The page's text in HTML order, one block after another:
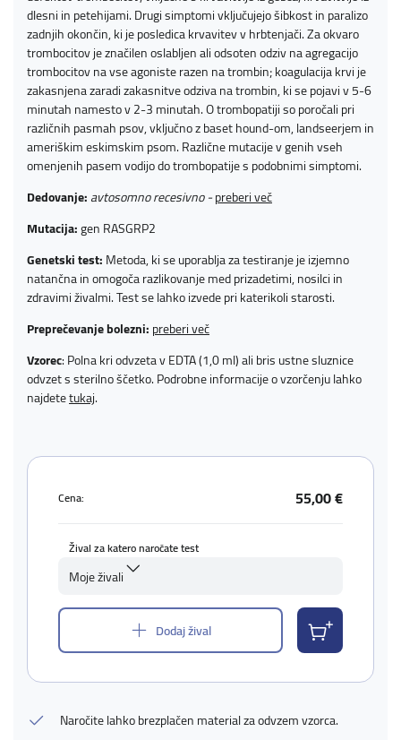
dlesni in petehijami. Drugi simptomi vključujejo šibkost in paralizo
zadnjih okončin, ki je posledica krvavitev v hrbtenjači. Za okvaro
trombocitov je značilen oslabljen ali odsoten odziv na agregacijo
trombocitov na vse agoniste razen na trombin; koagulacija krvi je
zakasnjena zaradi zakasnitve odziva na trombin, ki se pojavi v 5-6
minutah namesto v 2-3 minutah. O trombopatiji so poročali pri
različnih pasmah psov, vključno z baset hound-om, landseerjem in
ameriškim eskimskim psom. Različne mutacije v genih vseh
omenjenih pasem vodijo do trombopatije s podobnimi simptomi.
Dedovanje:avtosomno recesivno -preberi več
Mutacija:gen RASGRP2
Genetski test:Metoda, ki se uporablja za testiranje je izjemno
natančna in omogoča razlikovanje med prizadetimi, nosilci in
zdravimi živalmi. Test se lahko izvede pri katerikoli starosti.
Preprečevanje bolezni:preberi več
Vzorec: Polna kri odvzeta v EDTA (1,0 ml) ali bris ustne sluznice
odvzet s sterilno ščetko. Podrobne informacije o vzorčenju lahko
najdetetukaj.
Cena: 55,00 €
Žival za katero naročate test
Moje živali
Dodaj žival
Naročite lahko brezplačen material za odvzem vzorca.